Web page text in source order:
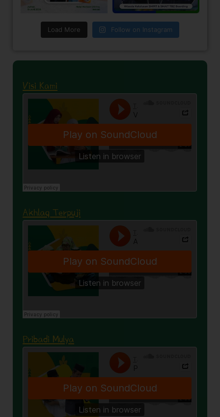
Load More Follow on Instagram
Visi Kami
Akhlaq Terpuji
Pribadi Mulya